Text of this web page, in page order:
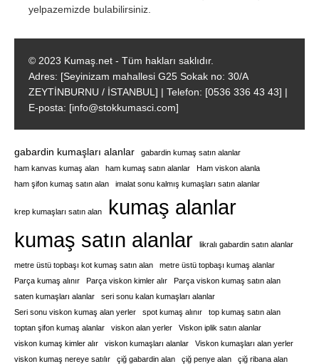
yelpazemizde bulabilirsiniz.
© 2023 Kumaş.net - Tüm hakları saklıdır.
Adres: [Seyinizam mahallesi G25 Sokak no: 30/A
ZEYTİNBURNU / İSTANBUL] | Telefon: [0536 336 43 43] |
E-posta: [info@stokkumasci.com]
gabardin kumaşları alanlar
gabardin kumaş satın alanlar
ham kanvas kumaş alan
ham kumaş satın alanlar
Ham viskon alanla
ham şifon kumaş satın alan
imalat sonu kalmış kumaşları satın alanlar
krep kumaşları satın alan
kumaş alanlar
kumaş satın alanlar
likralı gabardin satın alanlar
metre üstü topbaşı kot kumaş satın alan
metre üstü topbaşı kumaş alanlar
Parça kumaş alınır
Parça viskon kimler alır
Parça viskon kumaş satın alan
saten kumaşları alanlar
seri sonu kalan kumaşları alanlar
Seri sonu viskon kumaş alan yerler
spot kumaş alınır
top kumaş satın alan
toptan şifon kumaş alanlar
viskon alan yerler
Viskon iplik satın alanlar
viskon kumaş kimler alır
viskon kumaşları alanlar
Viskon kumaşları alan yerler
viskon kumaş nereye satılır
çiğ gabardin alan çiğ penye alan
çiğ ribana alan